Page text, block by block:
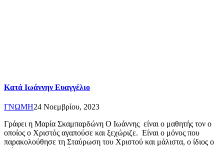
Κατά Ιωάννην Ευαγγέλιο
ΓΝΩΜΗ24 Νοεμβρίου, 2023
Γράφει η Μαρία Σκαμπαρδώνη Ο Ιωάννης είναι ο μαθητής τον ο
οποίος ο Χριστός αγαπούσε και ξεχώριζε. Είναι ο μόνος που
παρακολούθησε τη Σταύρωση του Χριστού και μάλιστα, ο ίδιος ο